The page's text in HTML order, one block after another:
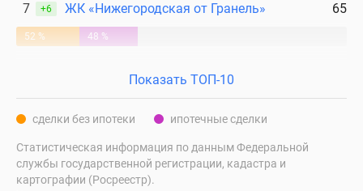
7 +6 ЖК «Нижегородская от Гранель» 65
52 % 48 %
Показать ТОП-10
сделки без ипотеки ипотечные сделки
Статистическая информация по данным Федеральной
службы государственной регистрации, кадастра и
картографии (Росреестр).